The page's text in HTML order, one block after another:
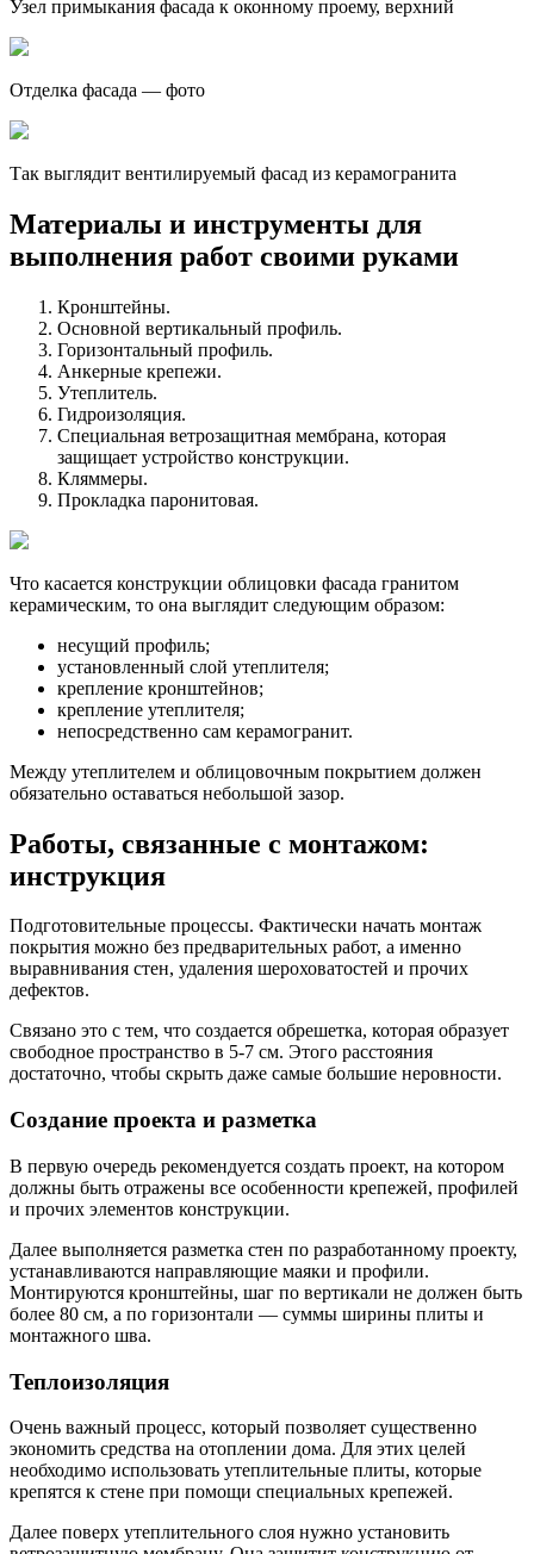
Узел примыкания фасада к оконному проему, верхний
Отделка фасада — фото
Так выглядит вентилируемый фасад из керамогранита
Материалы и инструменты для
выполнения работ своими руками
Кронштейны.
Основной вертикальный профиль.
Горизонтальный профиль.
Анкерные крепежи.
Утеплитель.
Гидроизоляция.
Специальная ветрозащитная мембрана, которая
защищает устройство конструкции.
Кляммеры.
Прокладка паронитовая.
Что касается конструкции облицовки фасада гранитом
керамическим, то она выглядит следующим образом:
несущий профиль;
установленный слой утеплителя;
крепление кронштейнов;
крепление утеплителя;
непосредственно сам керамогранит.
Между утеплителем и облицовочным покрытием должен
обязательно оставаться небольшой зазор.
Работы, связанные с монтажом:
инструкция
Подготовительные процессы. Фактически начать монтаж
покрытия можно без предварительных работ, а именно
выравнивания стен, удаления шероховатостей и прочих
дефектов.
Связано это с тем, что создается обрешетка, которая образует
свободное пространство в 5-7 см. Этого расстояния
достаточно, чтобы скрыть даже самые большие неровности.
Создание проекта и разметка
В первую очередь рекомендуется создать проект, на котором
должны быть отражены все особенности крепежей, профилей
и прочих элементов конструкции.
Далее выполняется разметка стен по разработанному проекту,
устанавливаются направляющие маяки и профили.
Монтируются кронштейны, шаг по вертикали не должен быть
более 80 см, а по горизонтали — суммы ширины плиты и
монтажного шва.
Теплоизоляция
Очень важный процесс, который позволяет существенно
экономить средства на отоплении дома. Для этих целей
необходимо использовать утеплительные плиты, которые
крепятся к стене при помощи специальных крепежей.
Далее поверх утеплительного слоя нужно установить